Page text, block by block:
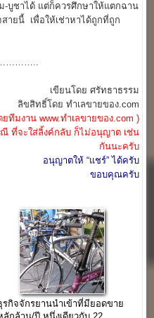
-บูชาได้ แต่ก็ควรศึกษาให้แตกฉาน
ายนี้ เพื่อให้เช่าหาได้ถูกที่ถูก
เขียนโดย ศรัทธาธรรม
ลิขสิทธิ์โดย ทำเลขายของ.com
ยทีมงาน www.ทำเลขายของ.com )
ที่จะใส่ลิ้งค์กลับ ก็ไม่อนุญาต เช่น
กันนะครับ
อนุญาตให้ “แชร์” ได้ครับ
ขอบคุณครับ
รกิจจักรยานนำเข้าที่มียอดขาย